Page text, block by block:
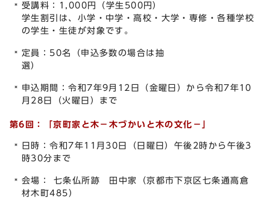
受講料：1,000円（学生500円）
学生割引は、小学・中学・高校・大学・専修・各種学校
の学生・生徒が対象です。
定員：50名（申込多数の場合は抽
選
申込期間：令和7年9月12日（金曜日）から令和7年10
月28日（火曜日）まで
第6回： 「京町家と木－木づかいと木の文化－」
日時：令和7年11月30日（日曜日）午後2時から午後3
時30分まで
会場： 七条仏所跡 田中家（京都市下京区七条通高倉
材木町485）